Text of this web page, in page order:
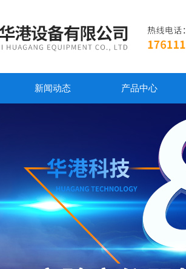
新闻动态 产品中心